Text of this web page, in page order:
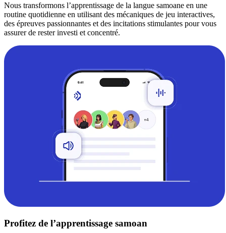
Nous transformons l’apprentissage de la langue samoane en une
routine quotidienne en utilisant des mécaniques de jeu interactives,
des épreuves passionnantes et des incitations stimulantes pour vous
assurer de rester investi et concentré.
Profitez de l’apprentissage samoan